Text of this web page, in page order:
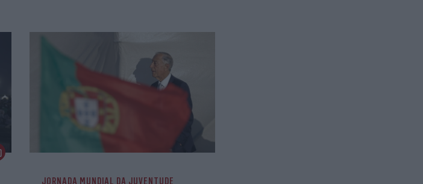
JORNADA MUNDIAL DA JUVENTUDE